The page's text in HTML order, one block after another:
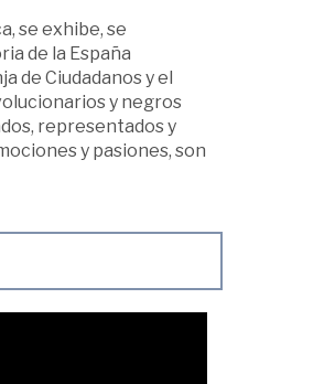
se exhibe, se
de la España
de Ciudadanos y el
y negros
representados y
y pasiones, son